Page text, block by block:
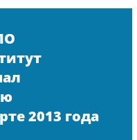
2013 года